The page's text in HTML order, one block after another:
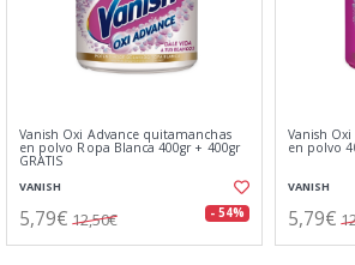
Vanish Oxi Advance quitamanchas
en polvo Ropa Blanca 400gr + 400gr
GRATIS
VANISH
5,79€ 12,50€ - 54%
Vanish
en polvo
VANISH
5,79€